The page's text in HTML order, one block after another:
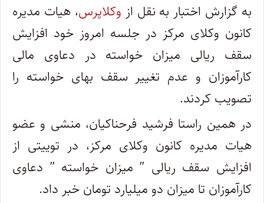
به گزارش اختبار به نقل از وکلاپرس، هیات مدیره
کانون وکلای مرکز در جلسه امروز خود افزایش
سقف ریالی میزان خواسته در دعاوی مالی
کارآموزان و عدم تغییر سقف بهای خواسته را
تصویب کردند.
در همین راستا فرشید فرحناکیان، منشی و عضو
هیات مدیره کانون وکلای مرکز، در توییتی از
افزایش سقف ریالی ” میزان خواسته ” دعاوی
کارآموزان تا میزان دو میلیارد تومان خبر داد.